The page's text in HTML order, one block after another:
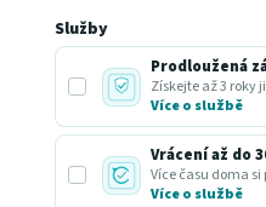
Služby
Prodloužená
Získejte až 3 roky
Více o službě
Vrácení až do
Více času doma
Více o službě